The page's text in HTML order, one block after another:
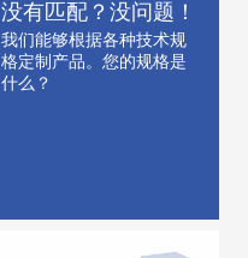
没有匹配？没问题！
我们能够根据各种技术规
格定制产品。您的规格是
什么？